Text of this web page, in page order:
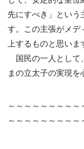
先にすべき」という
す。この主張がメデ
上するものと思いま
国民の一人として
まの立太子の実現を
～～～～～～～～～
～～～～～～～～～